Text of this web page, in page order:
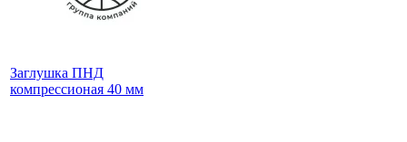
Заглушка ПНД
компрессионая 40 мм